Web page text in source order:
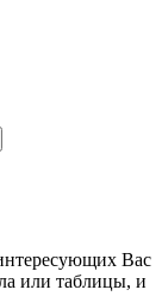
Вас
или таблицы, и